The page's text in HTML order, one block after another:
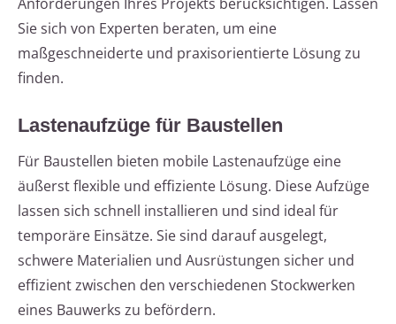
Sie sich von Experten beraten, um eine
maßgeschneiderte und praxisorientierte Lösung zu
finden.
Lastenaufzüge für Baustellen
Für Baustellen bieten mobile Lastenaufzüge eine
äußerst flexible und effiziente Lösung. Diese Aufzüge
lassen sich schnell installieren und sind ideal für
temporäre Einsätze. Sie sind darauf ausgelegt,
schwere Materialien und Ausrüstungen sicher und
effizient zwischen den verschiedenen Stockwerken
eines Bauwerks zu befördern.